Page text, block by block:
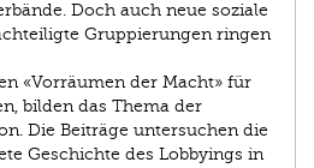
Doch auch neue soziale
Gruppierungen ringen
«Vorräumen der Macht» für
bilden das Thema der
Die Beiträge untersuchen die
Geschichte des Lobbyings in